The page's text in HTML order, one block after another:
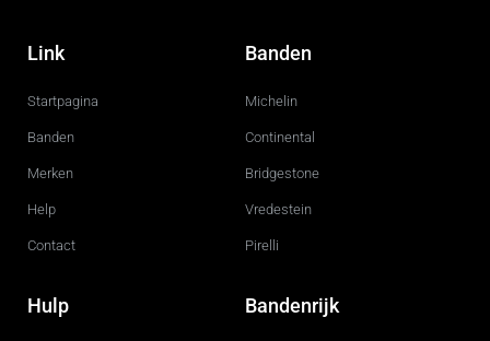
c
e
o
g
r
Link
Startpagina
Banden
Merken
Help
Contact
Banden
Michelin
Continental
Bridgestone
Vredestein
Pirelli
Hulp Bandenrijk